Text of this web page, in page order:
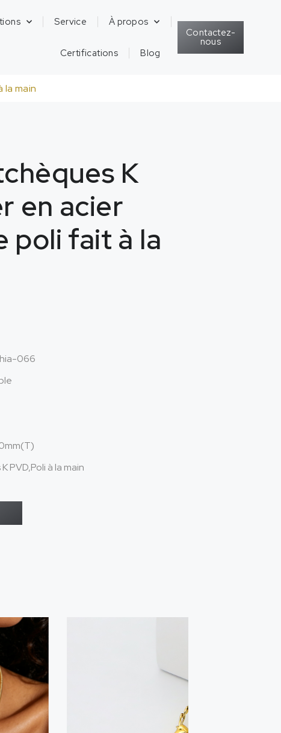
Service À propos
Certifications Blog
Contactez-
nous
la main
K
en acier
poli fait à la
066
PVD,Poli à la main